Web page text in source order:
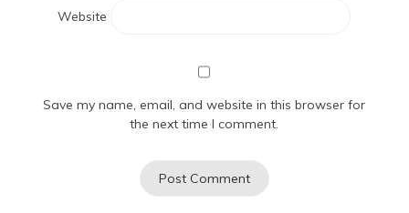
Website
Save my name, email, and website in this browser for
the next time I comment.